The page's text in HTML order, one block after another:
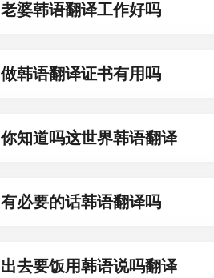
老婆韩语翻译工作好吗
做韩语翻译证书有用吗
你知道吗这世界韩语翻译
有必要的话韩语翻译吗
出去要饭用韩语说吗翻译